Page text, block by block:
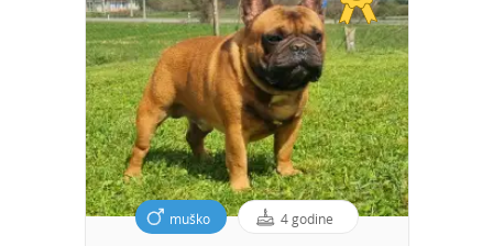
muško 4 godine